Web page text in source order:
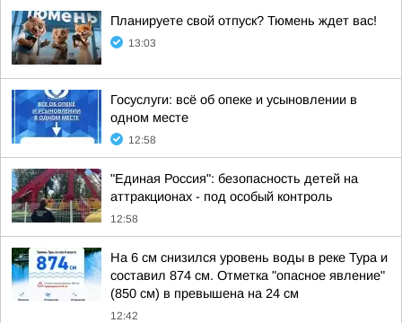
Планируете свой отпуск? Тюмень ждет вас!
13:03
Госуслуги: всё об опеке и усыновлении в
одном месте
12:58
"Единая Россия": безопасность детей на
аттракционах - под особый контроль
12:58
На 6 см снизился уровень воды в реке Тура и
составил 874 см. Отметка "опасное явление"
(850 см) в превышена на 24 см
12:42